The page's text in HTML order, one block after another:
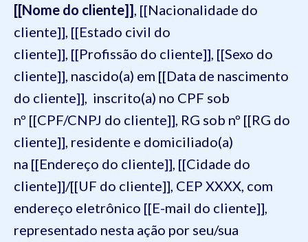
[[Nome do cliente]] , [[Nacionalidade do
cliente]], [[Estado civil do
cliente]], [[Profissão do cliente]], [[Sexo do
cliente]], nascido(a) em [[Data de nascimento
do cliente]], inscrito(a) no CPF sob
nº [[CPF/CNPJ do cliente]], RG sob nº [[RG do
cliente]], residente e domiciliado(a)
na [[Endereço do cliente]], [[Cidade do
cliente]]/[[UF do cliente]], CEP XXXX, com
endereço eletrônico [[E-mail do cliente]],
representado nesta ação por seu/sua